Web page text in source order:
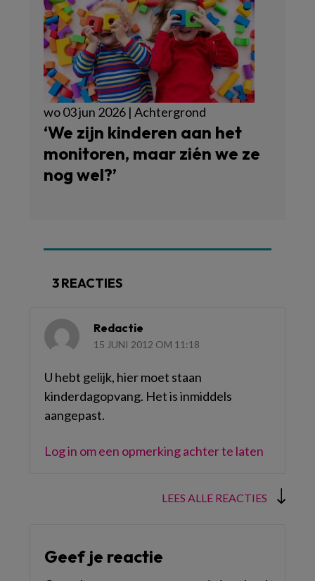
wo 03 jun 2026 | Achtergrond
‘We zijn kinderen aan het
monitoren, maar zién we ze
nog wel?’
3 REACTIES
Redactie
15 JUNI 2012 OM 11:18
U hebt gelijk, hier moet staan
kinderdagopvang. Het is inmiddels
aangepast.
Log in om een opmerking achter te laten
LEES ALLE REACTIES
Geef je reactie